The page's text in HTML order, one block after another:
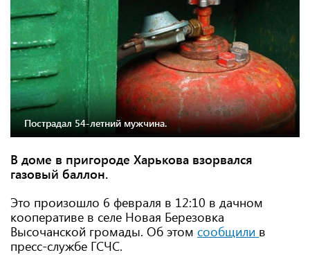
Пострадал 54-летний мужчина.
В доме в пригороде Харькова взорвался
газовый баллон.
Это произошло 6 февраля в 12:10 в дачном
кооперативе в селе Новая Березовка
Высочанской громады. Об этом сообщили в
пресс-службе ГСЧС.